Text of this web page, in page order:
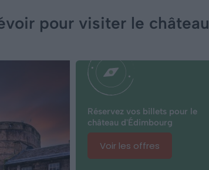
pour visiter le château
Réservez vos billets pour le
château d'Édimbourg
Voir les offres